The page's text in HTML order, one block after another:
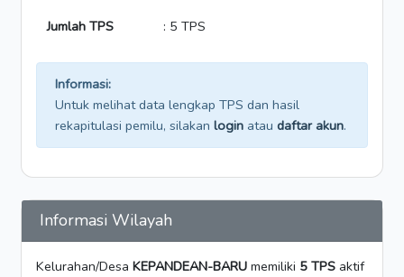
Jumlah TPS : 5 TPS
Informasi:
Untuk melihat data lengkap TPS dan hasil
rekapitulasi pemilu, silakan login atau daftar akun.
Informasi Wilayah
Kelurahan/Desa KEPANDEAN-BARU memiliki 5 TPS aktif